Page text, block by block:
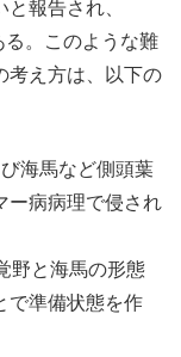
報告され、
。このような難
考え方は、以下の
海馬など側頭葉
ー病病理で侵され
野と海馬の形態
で準備状態を作